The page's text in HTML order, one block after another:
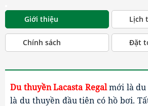
Giới thiệu Lịch
Chính sách Đặt
Du thuyền Lacasta Regal mới là du
là du thuyền đầu tiên có hồ bơi.